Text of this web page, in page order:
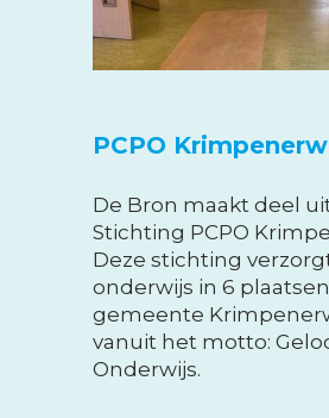
PCPO
De Bron maakt deel
Stichting PCPO
Deze stichting
onderwijs in 6
gemeente
vanuit het motto:
Onderwijs.